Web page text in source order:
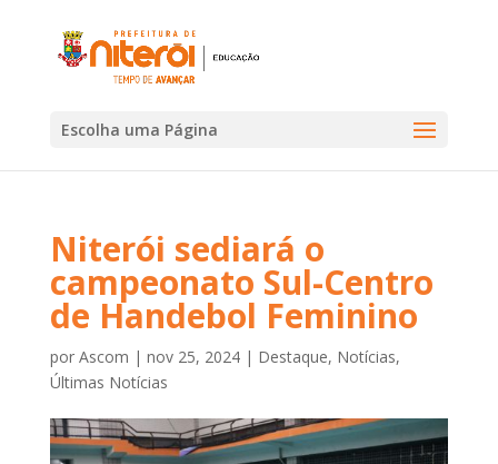
Escolha uma Página
Niterói sediará o
campeonato Sul-Centro
de Handebol Feminino
por Ascom | nov 25, 2024| Destaque, Notícias,
Últimas Notícias